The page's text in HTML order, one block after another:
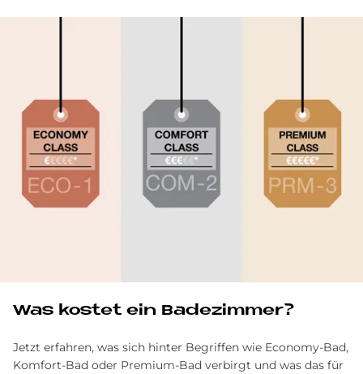
Was ko­stet ein Ba­de­zim­mer?
Jetzt erfahren, was sich hinter Begriffen wie Economy-Bad,
Komfort-Bad oder Premium-Bad verbirgt und was das für